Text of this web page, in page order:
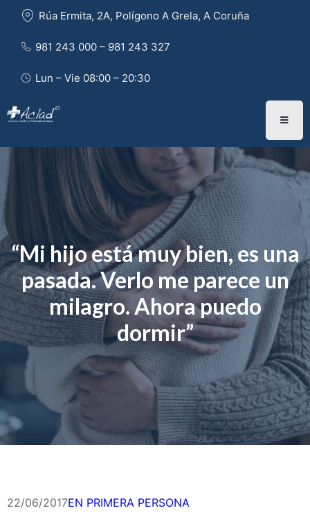
Rúa Ermita, 2A, Polígono A Grela, A Coruña
981 243 000 – 981 243 327
Lun – Vie 08:00 – 20:30
“Mi hijo está muy bien, es una
pasada. Verlo me parece un
milagro. Ahora puedo
dormir”
22/06/2017EN PRIMERA PERSONA